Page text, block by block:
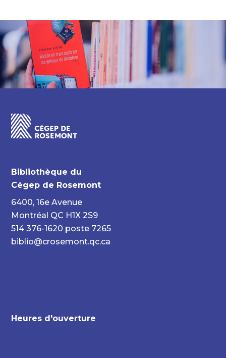
Bibliothèque du
Cégep de Rosemont
6400, 16e Avenue
Montréal QC H1X 2S9
514 376-1620 poste 7265
biblio@crosemont.qc.ca
Heures d'ouverture